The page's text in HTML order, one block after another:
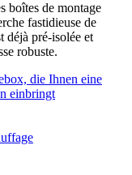
boîtes de montage
fastidieuse de
pré-isolée et
robuste.